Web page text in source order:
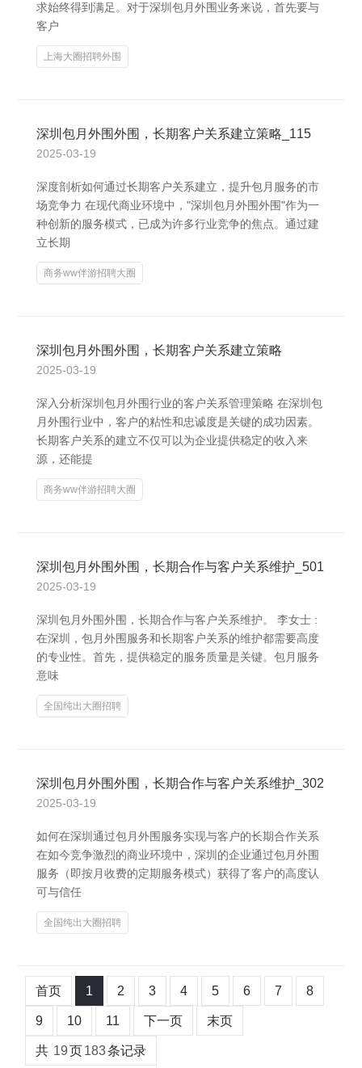
求始终得到满足。对于深圳包月外围业务来说，首先要与
客户
上海大圈招聘外围
深圳包月外围外围，长期客户关系建立策略_115
2025-03-19
深度剖析如何通过长期客户关系建立，提升包月服务的市
场竞争力 在现代商业环境中，"深圳包月外围外围"作为一
种创新的服务模式，已成为许多行业竞争的焦点。通过建
立长期
商务ww伴游招聘大圈
深圳包月外围外围，长期客户关系建立策略
2025-03-19
深入分析深圳包月外围行业的客户关系管理策略 在深圳包
月外围行业中，客户的粘性和忠诚度是关键的成功因素。
长期客户关系的建立不仅可以为企业提供稳定的收入来
源，还能提
商务ww伴游招聘大圈
深圳包月外围外围，长期合作与客户关系维护_501
2025-03-19
深圳包月外围外围，长期合作与客户关系维护。 李女士 :
在深圳，包月外围服务和长期客户关系的维护都需要高度
的专业性。首先，提供稳定的服务质量是关键。包月服务
意味
全国纯出大圈招聘
深圳包月外围外围，长期合作与客户关系维护_302
2025-03-19
如何在深圳通过包月外围服务实现与客户的长期合作关系
在如今竞争激烈的商业环境中，深圳的企业通过包月外围
服务（即按月收费的定期服务模式）获得了客户的高度认
可与信任
全国纯出大圈招聘
首页 1 2 3 4 5 6 7 8
9 10 11 下一页 末页
共 19页183条记录